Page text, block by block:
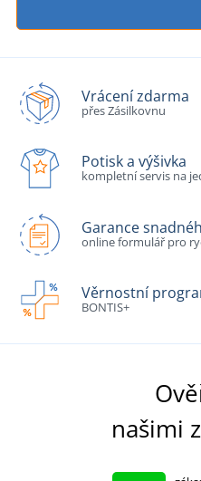
Vrácení zdarma
přes Zásilkovnu
Potisk a výšivka
kompletní servis na
Garance
online formulář pro
Věrnostní
BONTIS+
našimi